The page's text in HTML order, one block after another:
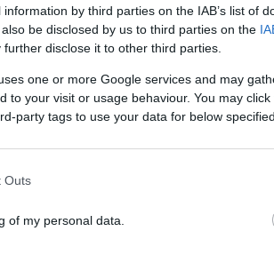
by third parties on the IAB’s list of
be disclosed by us to third parties on the
further disclose it to other third parties.
one or more Google services and may
to your visit or usage behaviour. You may
party tags to use your data for below
Outs
of my personal data.